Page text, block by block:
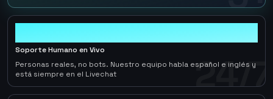
24/7
Soporte Humano en Vivo
Personas reales, no bots. Nuestro equipo habla español e inglés y
está siempre en el Livechat